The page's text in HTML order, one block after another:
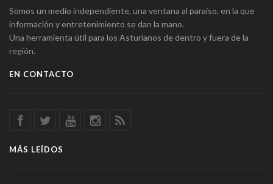
Somos un medio independiente, una ventana al paraíso, en la que
información y entretenimiento se dan la mano.
Una herramienta útil para los Asturianos de dentro y fuera de la
región.
EN CONTACTO
MÁS LEÍDOS